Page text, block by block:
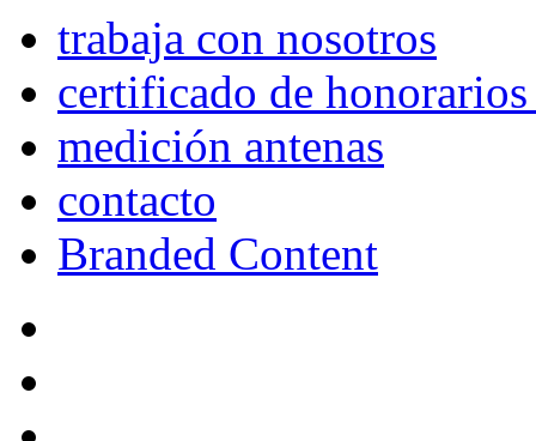
trabaja con nosotros
certificado de
medición antenas
contacto
Branded Content